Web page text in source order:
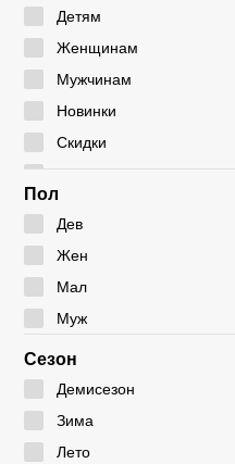
Сабо
Сандалии
Детям
Женщинам
Мужчинам
Новинки
Скидки
Сумки
Пол
Дев
Жен
Мал
Муж
Сезон
Демисезон
Зима
Лето